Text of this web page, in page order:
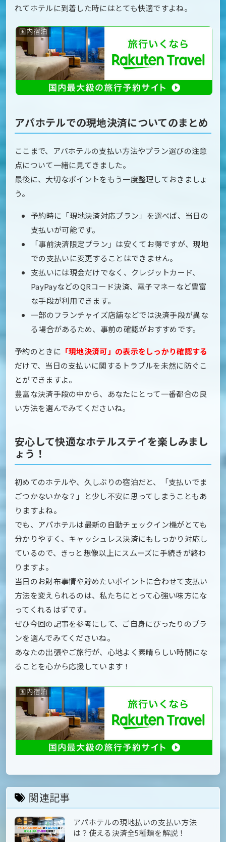
れてホテルに到着した時にはとても快適ですよね。
アパホテルでの現地決済についてのまとめ
ここまで、アパホテルの支払い方法やプラン選びの注意
点について一緒に見てきました。
最後に、大切なポイントをもう一度整理しておきましょ
う。
予約時に「現地決済対応プラン」を選べば、当日の
支払いが可能です。
「事前決済限定プラン」は安くてお得ですが、現地
での支払いに変更することはできません。
支払いには現金だけでなく、クレジットカード、
PayPayなどのQRコード決済、電子マネーなど豊富
な手段が利用できます。
一部のフランチャイズ店舗などでは決済手段が異な
る場合があるため、事前の確認がおすすめです。
予約のときに 「現地決済可」の表示をしっかり確認する
だけで、当日の支払いに関するトラブルを未然に防ぐこ
とができますよ。
豊富な決済手段の中から、あなたにとって一番都合の良
い方法を選んでみてくださいね。
安心して快適なホテルステイを楽しみまし
ょう！
初めてのホテルや、久しぶりの宿泊だと、「支払いでま
ごつかないかな？」と少し不安に思ってしまうこともあ
りますよね。
でも、アパホテルは最新の自動チェックイン機がとても
分かりやすく、キャッシュレス決済にもしっかり対応し
ているので、きっと想像以上にスムーズに手続きが終わ
りますよ。
当日のお財布事情や貯めたいポイントに合わせて支払い
方法を変えられるのは、私たちにとって心強い味方にな
ってくれるはずです。
ぜひ今回の記事を参考にして、ご自身にぴったりのプラ
ンを選んでみてくださいね。
あなたの出張やご旅行が、心地よく素晴らしい時間にな
ることを心から応援しています！
関連記事
アパホテルの現地払いの支払い方法
は？使える決済全5種類を解説！